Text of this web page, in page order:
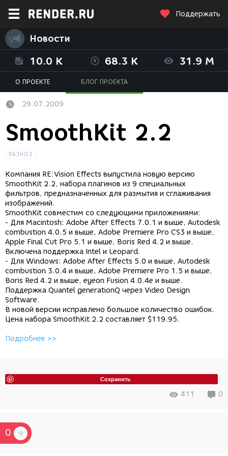
Поддержать
Новости
10.0 K 68.3 K 31.9 M
О ПРОЕКТЕ БЛОГ ПРОЕКТА
29.07.2009
SmoothKit 2.2
РАЗНОЕ
Компания RE:Vision Effects выпустила новую версию
SmoothKit 2.2, набора плагинов из 9 специальных
фильтров, предназначенных для размытия и сглаживания
изображений.
SmoothKit совместим со следующими приложениями:
- Для Macintosh: Adobe After Effects 7.0.1 и выше, Autodesk
combustion 4.0.5 и выше, Adobe Premiere Pro CS3 и выше,
Apple Final Cut Pro 5.1 и выше, Boris Red 4.2 и выше.
Включена поддержка Intel и Leopard.
- Для Windows: Adobe After Effects 5.0 и выше, Autodesk
combustion 3.0.4 и выше, Adobe Premiere Pro 1.5 и выше,
Boris Red 4.2 и выше, eyeon Fusion 4.0.4e и выше.
Поддержка Quantel generationQ через Video Design
Software.
В новой версии исправлено большое количество ошибок.
Цена набора SmoothKit 2.2 составляет $119.95.
Подробнее >>
Сохранить
411 0
0